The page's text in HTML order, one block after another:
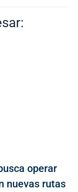
operar
nuevas rutas